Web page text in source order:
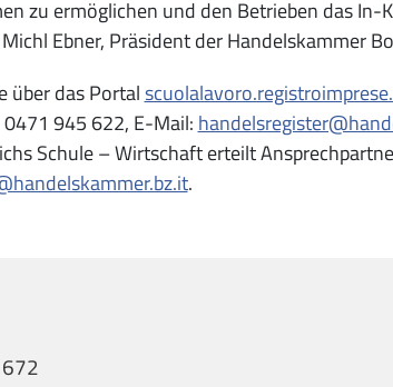
zu ermöglichen und den Betrieben das
Ebner, Präsident der Handelskammer
über das Portal
0471 945 622, E-Mail:
Schule – Wirtschaft erteilt
.